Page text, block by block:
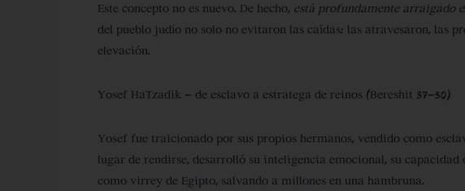
Este concepto no es nuevo. De hecho, está profundamente arraigado
del pueblo judío no solo no evitaron las caídas: las atravesaron, las
elevación.
Yosef HaTzadik – de esclavo a estratega de reinos (Bereshit 37–50)
Yosef fue traicionado por sus propios hermanos, vendido como
lugar de rendirse, desarrolló su inteligencia emocional, su
como virrey de Egipto, salvando a millones en una hambruna.